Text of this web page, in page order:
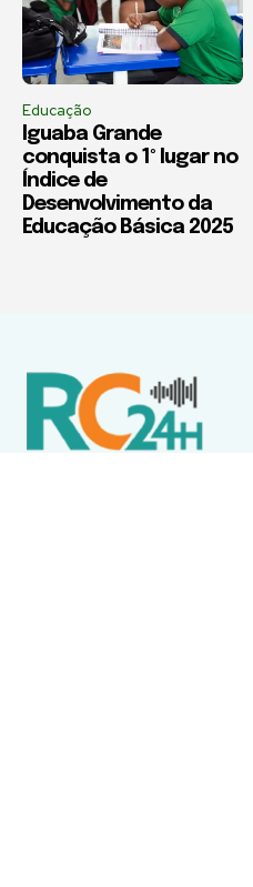
Educação
Iguaba Grande
conquista o 1º lugar no
Índice de
Desenvolvimento da
Educação Básica 2025